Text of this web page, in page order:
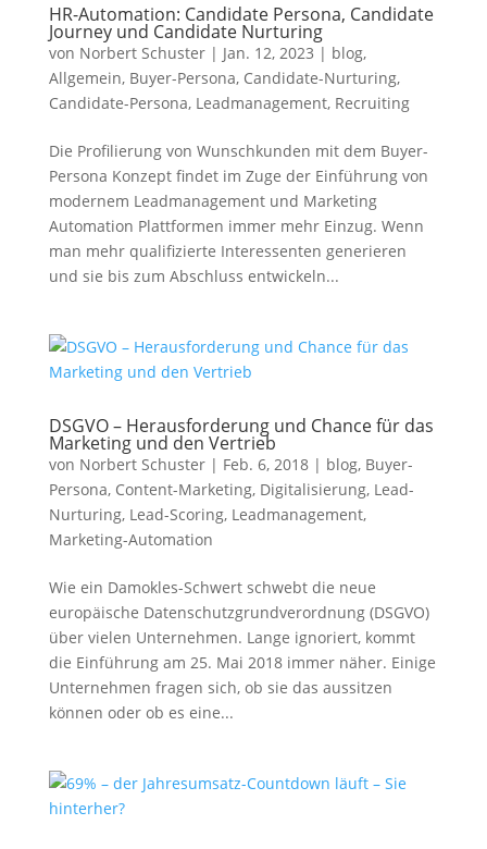
HR-Automation: Candidate Persona, Candidate
Journey und Candidate Nurturing
von Norbert Schuster| Jan. 12, 2023 | blog,
Allgemein, Buyer-Persona, Candidate-Nurturing,
Candidate-Persona, Leadmanagement, Recruiting
Die Profilierung von Wunschkunden mit dem Buyer-
Persona Konzept findet im Zuge der Einführung von
modernem Leadmanagement und Marketing
Automation Plattformen immer mehr Einzug. Wenn
man mehr qualifizierte Interessenten generieren
und sie bis zum Abschluss entwickeln...
DSGVO – Herausforderung und Chance für das
Marketing und den Vertrieb
von Norbert Schuster| Feb. 6, 2018| blog, Buyer-
Persona, Content-Marketing, Digitalisierung, Lead-
Nurturing, Lead-Scoring, Leadmanagement,
Marketing-Automation
Wie ein Damokles-Schwert schwebt die neue
europäische Datenschutzgrundverordnung (DSGVO)
über vielen Unternehmen. Lange ignoriert, kommt
die Einführung am 25. Mai 2018 immer näher. Einige
Unternehmen fragen sich, ob sie das aussitzen
können oder ob es eine...